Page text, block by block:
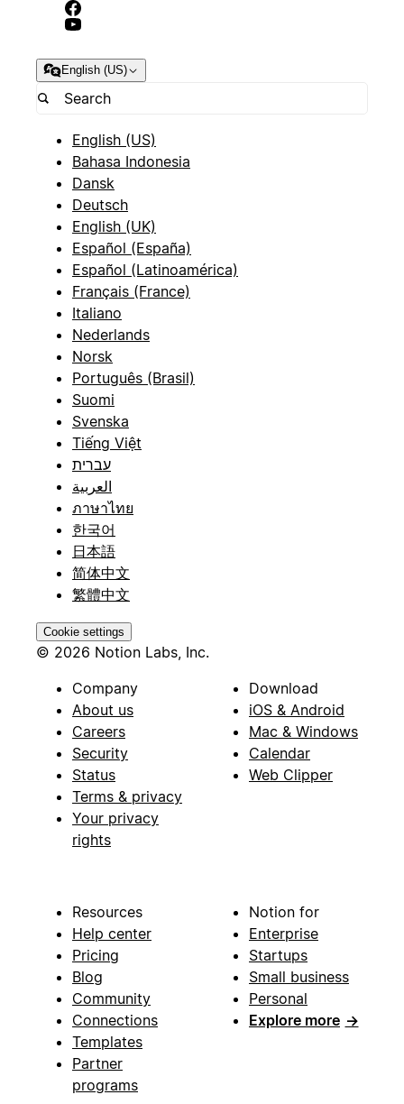
English (US)
English (US)
Bahasa Indonesia
Dansk
Deutsch
English (UK)
Español (España)
Español (Latinoamérica)
Français (France)
Italiano
Nederlands
Norsk
Português (Brasil)
Suomi
Svenska
Tiếng Việt
עברית
العربية
ภาษาไทย
한국어
日本語
简体中文
繁體中文
Cookie settings
© 2026 Notion Labs, Inc.
Company
About us
Careers
Security
Status
Terms & privacy
Your privacy
rights
Download
iOS & Android
Mac & Windows
Calendar
Web Clipper
Resources
Help center
Pricing
Blog
Community
Connections
Templates
Partner
programs
Notion for
Enterprise
Startups
Small business
Personal
Explore more →